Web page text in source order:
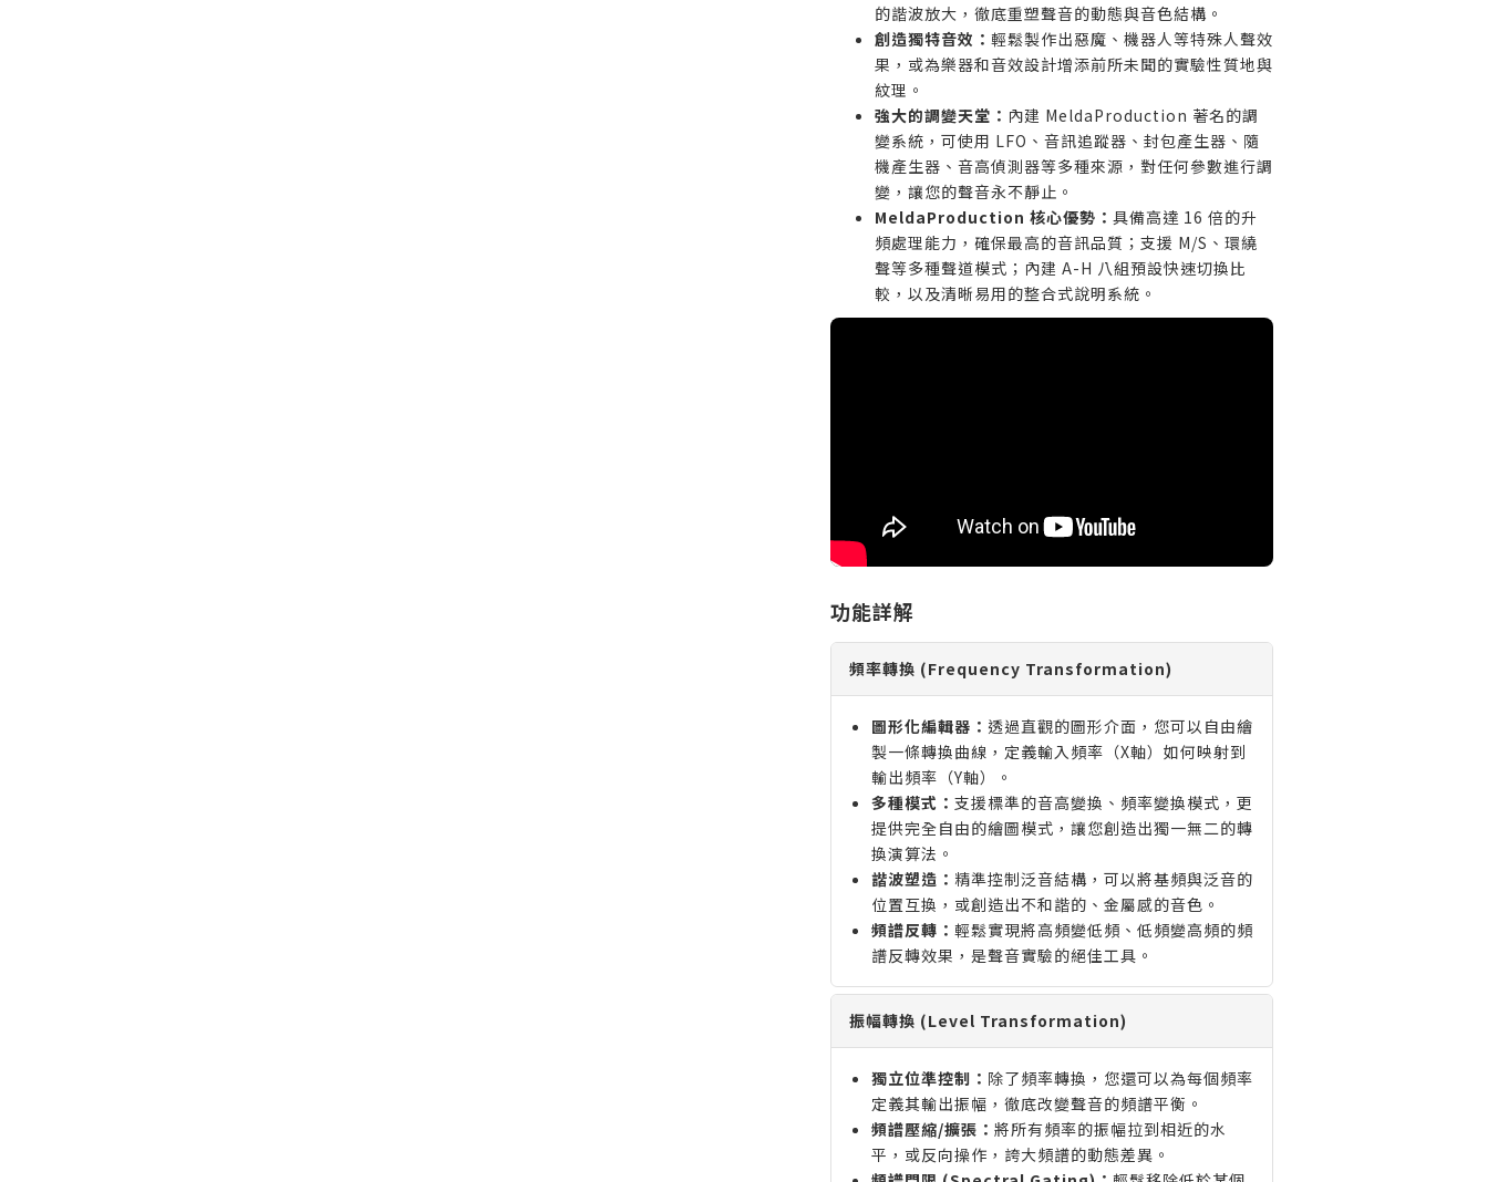
的諧波放大，徹底重塑聲音的動態與音色結構。
創造獨特音效： 輕鬆製作出惡魔、機器人等特殊人聲效
果，或為樂器和音效設計增添前所未聞的實驗性質地與
紋理。
強大的調變天堂： 內建 MeldaProduction 著名的調
變系統，可使用 LFO、音訊追蹤器、封包產生器、隨
機產生器、音高偵測器等多種來源，對任何參數進行調
變，讓您的聲音永不靜止。
MeldaProduction 核心優勢： 具備高達 16 倍的升
頻處理能力，確保最高的音訊品質；支援 M/S、環繞
聲等多種聲道模式；內建 A-H 八組預設快速切換比
較，以及清晰易用的整合式說明系統。
功能詳解
頻率轉換 (Frequency Transformation)
圖形化編輯器： 透過直觀的圖形介面，您可以自由繪
製一條轉換曲線，定義輸入頻率（X軸）如何映射到
輸出頻率（Y軸）。
多種模式： 支援標準的音高變換、頻率變換模式，更
提供完全自由的繪圖模式，讓您創造出獨一無二的轉
換演算法。
諧波塑造： 精準控制泛音結構，可以將基頻與泛音的
位置互換，或創造出不和諧的、金屬感的音色。
頻譜反轉： 輕鬆實現將高頻變低頻、低頻變高頻的頻
譜反轉效果，是聲音實驗的絕佳工具。
振幅轉換 (Level Transformation)
獨立位準控制： 除了頻率轉換，您還可以為每個頻率
定義其輸出振幅，徹底改變聲音的頻譜平衡。
頻譜壓縮/擴張： 將所有頻率的振幅拉到相近的水
平，或反向操作，誇大頻譜的動態差異。